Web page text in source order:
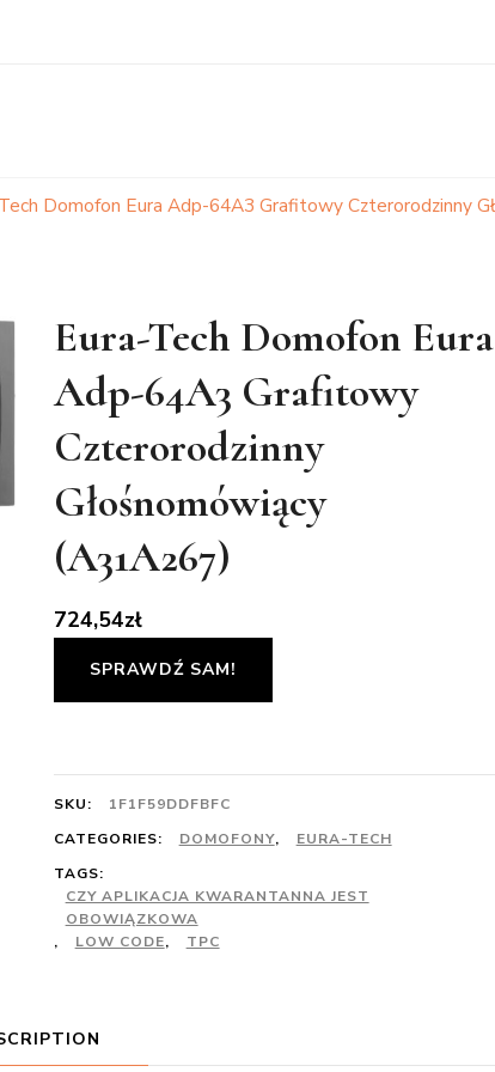
Domofon Eura Adp-64A3 Grafitowy Czterorodzinny
Eura-Tech Domofon Eura
Adp-64A3 Grafitowy
Czterorodzinny
Głośnomówiący
(A31A267)
724,54zł
SPRAWDŹ SAM!
SKU:
1F1F59DDFBFC
CATEGORIES:
DOMOFONY,
EURA-TECH
TAGS:
CZY APLIKACJA KWARANTANNA JEST
OBOWIĄZKOWA
,
LOW CODE, TPC